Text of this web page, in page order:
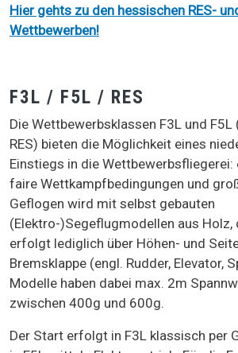
Hier gehts zu den hessischen RES-
Wettbewerben!
F3L / F5L / RES
Die Wettbewerbsklassen F3L und F5L
RES) bieten die Möglichkeit eines
Einstiegs in die Wettbewerbsfliegerei:
faire Wettkampfbedingungen und
Geflogen wird mit selbst gebauten
(Elektro-)Segeflugmodellen aus Holz,
erfolgt lediglich über Höhen- und
Bremsklappe (engl. Rudder, Elevator,
Modelle haben dabei max. 2m
zwischen 400g und 600g.
Der Start erfolgt in F3L klassisch per